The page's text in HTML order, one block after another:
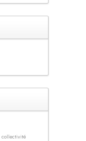
collectivité